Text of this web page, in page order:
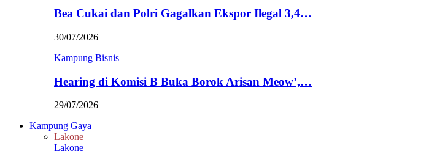
Bea Cukai dan Polri Gagalkan Ekspor Ilegal 3,4…
30/07/2026
Kampung Bisnis
Hearing di Komisi B Buka Borok Arisan Meow’,…
29/07/2026
Kampung Gaya
Lakone
Lakone